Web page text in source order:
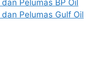
Pelumas BP Oil
Pelumas Gulf Oil